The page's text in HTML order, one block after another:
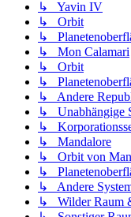
↳ Yavin IV
↳ Orbit
↳
↳ Mon Calamari
↳ Orbit
↳
↳ Andere
↳ Unabhängige
↳
↳ Mandalore
↳ Orbit von
↳
↳ Andere
↳ Wilder Raum